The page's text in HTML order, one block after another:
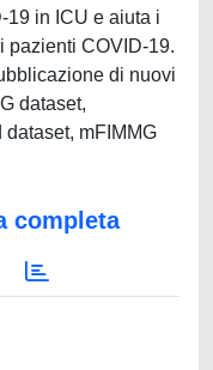
19 in ICU e aiuta i
pazienti COVID-19.
di nuovi
dataset,
dataset, mFIMMG
completa